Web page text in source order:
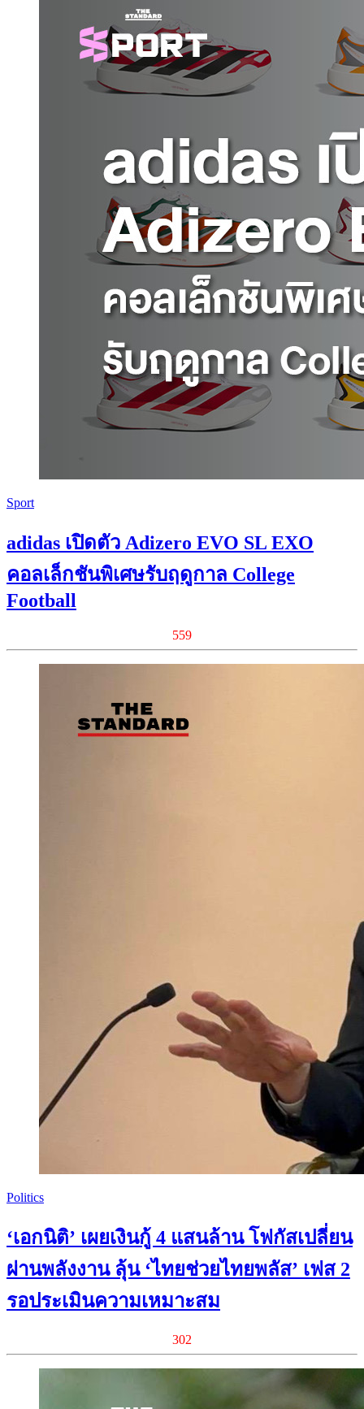
Sport
adidas เปิดตัว Adizero EVO SL EXO
คอลเล็กชันพิเศษรับฤดูกาล College
Football
559
Politics
‘เอกนิติ’ เผยเงินกู้ 4 แสนล้าน โฟกัสเปลี่ยน
ผ่านพลังงาน ลุ้น ‘ไทยช่วยไทยพลัส’ เฟส 2
รอประเมินความเหมาะสม
302